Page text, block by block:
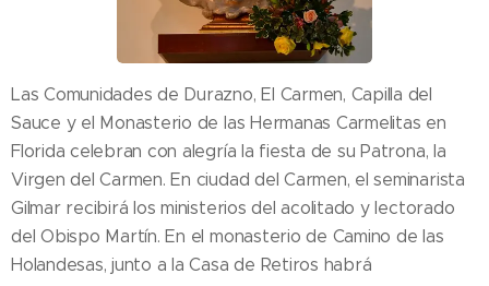
Las Comunidades de Durazno, El Carmen, Capilla del
Sauce y el Monasterio de las Hermanas Carmelitas en
Florida celebran con alegría la fiesta de su Patrona, la
Virgen del Carmen. En ciudad del Carmen, el seminarista
Gilmar recibirá los ministerios del acolitado y lectorado
del Obispo Martín. En el monasterio de Camino de las
Holandesas, junto a la Casa de Retiros habrá